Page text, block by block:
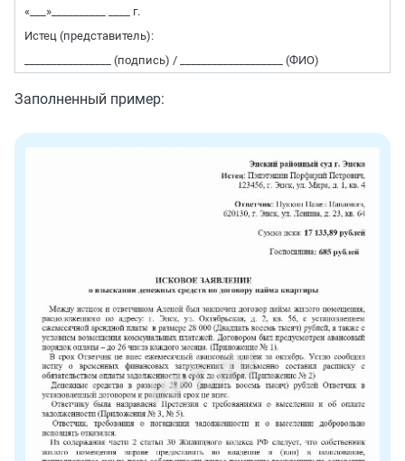
«___»__________ ____ г.
Истец (представитель):
________________ (подпись) / ___________________ (ФИО)
Заполненный пример: